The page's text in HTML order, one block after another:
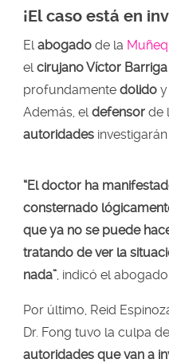
¡El caso está en
El abogado de la
el cirujano Víctor
profundamente dolido y
Además, el defensor de
autoridades
“El doctor ha
consternado
que ya no se puede
tratando de ver la
nada” , indicó el
Por último, Reid
Dr. Fong tuvo la culpa
autoridades que van a